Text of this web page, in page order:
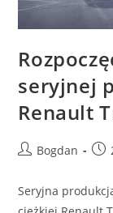
seryjnej
Renault
PostBogdan
Seryjna